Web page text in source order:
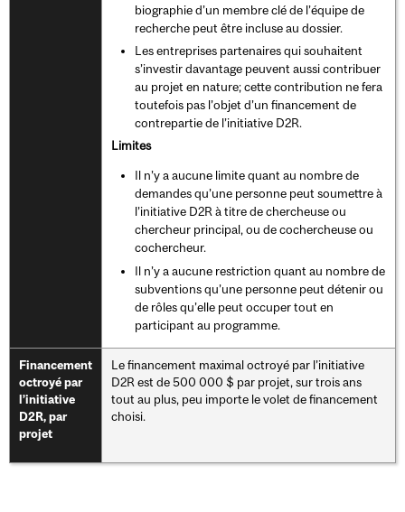
biographie d’un membre clé de l’équipe de
recherche peut être incluse au dossier.
Les entreprises partenaires qui souhaitent
s’investir davantage peuvent aussi contribuer
au projet en nature; cette contribution ne fera
toutefois pas l’objet d’un financement de
contrepartie de l’initiative D2R.
Limites
Il n’y a aucune limite quant au nombre de
demandes qu’une personne peut soumettre à
l’initiative D2R à titre de chercheuse ou
chercheur principal, ou de cochercheuse ou
cochercheur.
Il n’y a aucune restriction quant au nombre de
subventions qu’une personne peut détenir ou
de rôles qu’elle peut occuper tout en
participant au programme.
Financement
octroyé par
l’initiative
D2R, par
projet
Le financement maximal octroyé par l’initiative
D2R est de 500 000 $ par projet, sur trois ans
tout au plus, peu importe le volet de financement
choisi.